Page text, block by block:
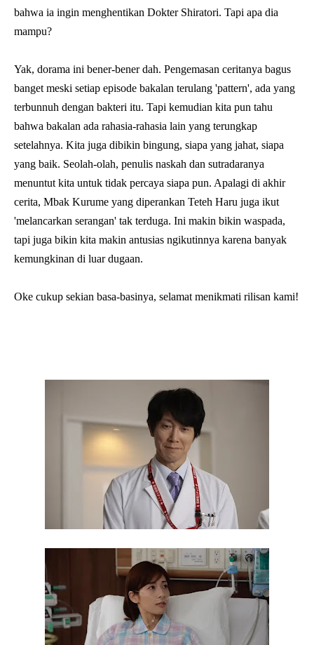
bahwa ia ingin menghentikan Dokter Shiratori. Tapi apa dia
mampu?
Yak, dorama ini bener-bener dah. Pengemasan ceritanya bagus
banget meski setiap episode bakalan terulang 'pattern', ada yang
terbunnuh dengan bakteri itu. Tapi kemudian kita pun tahu
bahwa bakalan ada rahasia-rahasia lain yang terungkap
setelahnya. Kita juga dibikin bingung, siapa yang jahat, siapa
yang baik. Seolah-olah, penulis naskah dan sutradaranya
menuntut kita untuk tidak percaya siapa pun. Apalagi di akhir
cerita, Mbak Kurume yang diperankan Teteh Haru juga ikut
'melancarkan serangan' tak terduga. Ini makin bikin waspada,
tapi juga bikin kita makin antusias ngikutinnya karena banyak
kemungkinan di luar dugaan.
Oke cukup sekian basa-basinya, selamat menikmati rilisan kami!